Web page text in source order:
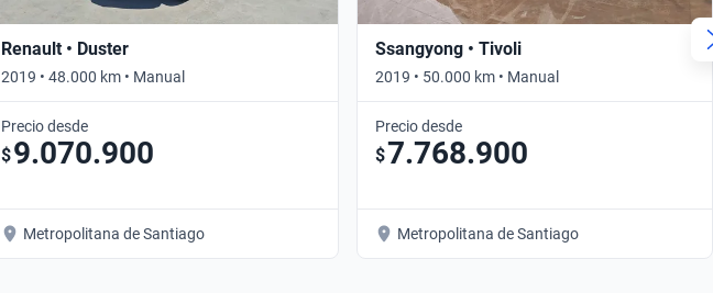
Renault • Duster
2019 • 48.000 km • Manual
Precio desde
$9.070.900
Metropolitana de Santiago
Ssangyong • Tivoli
2019 • 50.000 km • Manual
Precio desde
$7.768.900
Metropolitana de Santiago